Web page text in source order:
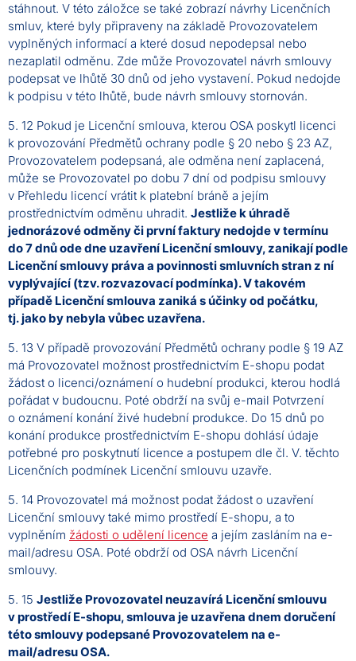
stáhnout. V této záložce se také zobrazí návrhy Licenčních
smluv, které byly připraveny na základě Provozovatelem
vyplněných informací a které dosud nepodepsal nebo
nezaplatil odměnu. Zde může Provozovatel návrh smlouvy
podepsat ve lhůtě 30 dnů od jeho vystavení. Pokud nedojde
k podpisu v této lhůtě, bude návrh smlouvy stornován.
5. 12 Pokud je Licenční smlouva, kterou OSA poskytl licenci
k provozování Předmětů ochrany podle § 20 nebo § 23 AZ,
Provozovatelem podepsaná, ale odměna není zaplacená,
může se Provozovatel po dobu 7 dní od podpisu smlouvy
v Přehledu licencí vrátit k platební bráně a jejím
prostřednictvím odměnu uhradit. Jestliže k úhradě
jednorázové odměny či první faktury nedojde v termínu
do 7 dnů ode dne uzavření Licenční smlouvy, zanikají podle
Licenční smlouvy práva a povinnosti smluvních stran z ní
vyplývající (tzv. rozvazovací podmínka). V takovém
případě Licenční smlouva zaniká s účinky od počátku,
tj. jako by nebyla vůbec uzavřena.
5. 13 V případě provozování Předmětů ochrany podle § 19 AZ
má Provozovatel možnost prostřednictvím E-shopu podat
žádost o licenci/oznámení o hudební produkci, kterou hodlá
pořádat v budoucnu. Poté obdrží na svůj e-mail Potvrzení
o oznámení konání živé hudební produkce. Do 15 dnů po
konání produkce prostřednictvím E-shopu dohlásí údaje
potřebné pro poskytnutí licence a postupem dle čl. V. těchto
Licenčních podmínek Licenční smlouvu uzavře.
5. 14 Provozovatel má možnost podat žádost o uzavření
Licenční smlouvy také mimo prostředí E-shopu, a to
vyplněním žádosti o udělení licence a jejím zasláním na e-
mail/adresu OSA. Poté obdrží od OSA návrh Licenční
smlouvy.
5. 15 Jestliže Provozovatel neuzavírá Licenční smlouvu
v prostředí E-shopu, smlouva je uzavřena dnem doručení
této smlouvy podepsané Provozovatelem na e-
mail/adresu OSA.